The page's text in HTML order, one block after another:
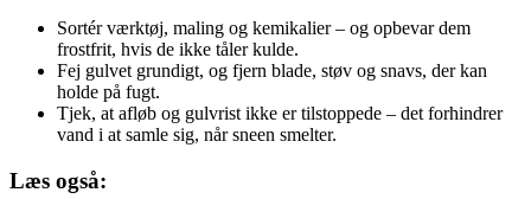
Sortér værktøj, maling og kemikalier – og opbevar dem
frostfrit, hvis de ikke tåler kulde.
Fej gulvet grundigt, og fjern blade, støv og snavs, der kan
holde på fugt.
Tjek, at afløb og gulvrist ikke er tilstoppede – det forhindrer
vand i at samle sig, når sneen smelter.
Læs også: